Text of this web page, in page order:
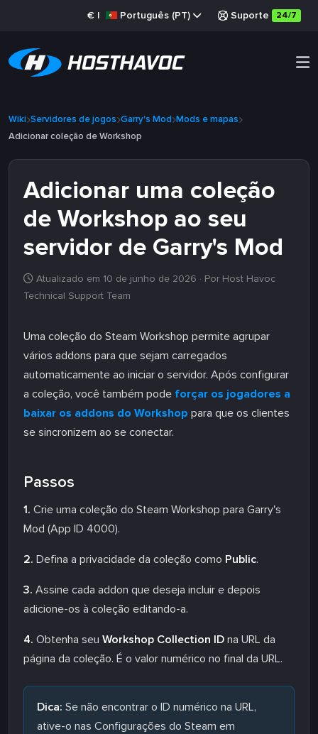
€ | Português (PT) Suporte 24/7
Wiki Servidores de jogos Garry's Mod Mods e mapas
Adicionar coleção de Workshop
Adicionar uma coleção
de Workshop ao seu
servidor de Garry's Mod
Atualizado em 10 de junho de 2026 · Por Host Havoc
Technical Support Team
Uma coleção do Steam Workshop permite agrupar
vários addons para que sejam carregados
automaticamente ao iniciar o servidor. Após configurar
a coleção, você também pode forçar os jogadores a
baixar os addons do Workshop para que os clientes
se sincronizem ao se conectar.
Passos
1. Crie uma coleção do Steam Workshop para Garry's
Mod (App ID 4000).
2. Defina a privacidade da coleção como Public.
3. Assine cada addon que deseja incluir e depois
adicione-os à coleção editando-a.
4. Obtenha seu Workshop Collection ID na URL da
página da coleção. É o valor numérico no final da URL.
Dica: Se não encontrar o ID numérico na URL,
ative-o nas Configurações do Steam em